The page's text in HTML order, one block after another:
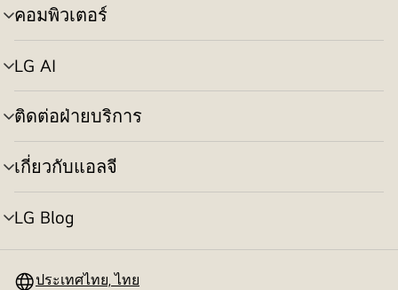
คอมพิวเตอร์
สลับ
เมนู
LG AI
สลับ
เมนู
ติดต่อฝ่ายบริการ
สลับ
เมนู
เกี่ยวกับแอลจี
สลับ
เมนู
LG Blog
สลับ
ประเทศไทย, ไทย